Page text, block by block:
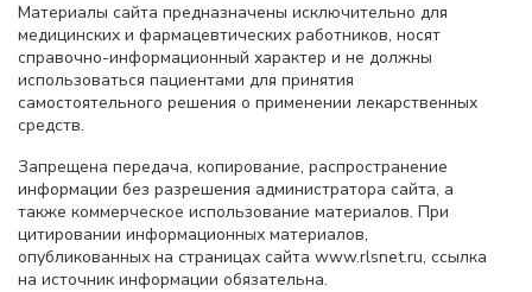
Материалы сайта предназначены исключительно для
медицинских и фармацевтических работников, носят
справочно-информационный характер и не должны
использоваться пациентами для принятия
самостоятельного решения о применении лекарственных
средств.
Запрещена передача, копирование, распространение
информации без разрешения администратора сайта, а
также коммерческое использование материалов. При
цитировании информационных материалов,
опубликованных на страницах сайта www.rlsnet.ru, ссылка
на источник информации обязательна.